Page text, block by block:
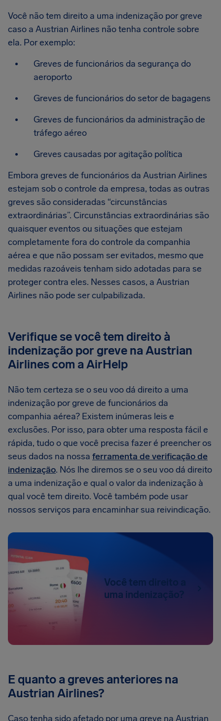
Você não tem direito a uma indenização por greve
caso a Austrian Airlines não tenha controle sobre
ela. Por exemplo:
Greves de funcionários da segurança do
aeroporto
Greves de funcionários do setor de bagagens
Greves de funcionários da administração de
tráfego aéreo
Greves causadas por agitação política
Embora greves de funcionários da Austrian Airlines
estejam sob o controle da empresa, todas as outras
greves são consideradas “circunstâncias
extraordinárias”. Circunstâncias extraordinárias são
quaisquer eventos ou situações que estejam
completamente fora do controle da companhia
aérea e que não possam ser evitados, mesmo que
medidas razoáveis tenham sido adotadas para se
proteger contra eles. Nesses casos, a Austrian
Airlines não pode ser culpabilizada.
Verifique se você tem direito à
indenização por greve na Austrian
Airlines com a AirHelp
Não tem certeza se o seu voo dá direito a uma
indenização por greve de funcionários da
companhia aérea? Existem inúmeras leis e
exclusões. Por isso, para obter uma resposta fácil e
rápida, tudo o que você precisa fazer é preencher os
seus dados na nossa ferramenta de verificação de
indenização. Nós lhe diremos se o seu voo dá direito
a uma indenização e qual o valor da indenização à
qual você tem direito. Você também pode usar
nossos serviços para encaminhar sua reivindicação.
Você tem direito a
uma indenização?
E quanto a greves anteriores na
Austrian Airlines?
Caso tenha sido afetado por uma greve na Austrian